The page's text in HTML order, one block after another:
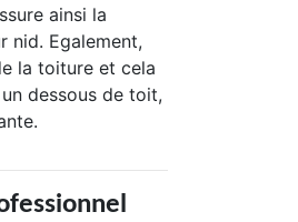
ainsi la
nid. Egalement,
la toiture et cela
dessous de toit,